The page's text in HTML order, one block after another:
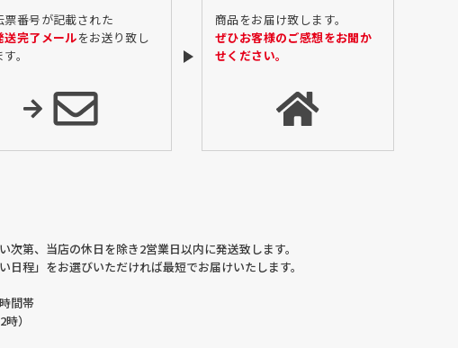
票番号が記載された
送完了メールをお送り致し
す。
商品をお届け致します。
ぜひお客様のご感想をお聞か
せください。
次第、当店の休日を除き2営業日以内に発送致します。
日程」をお選びいただければ最短でお届けいたします。
間帯
）